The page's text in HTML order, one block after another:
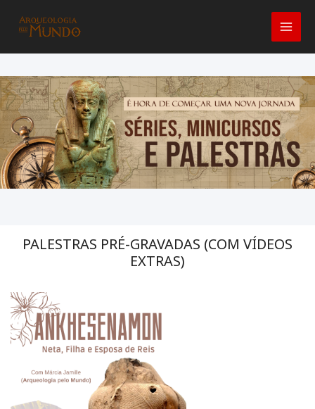
para
PALESTRAS PRÉ-GRAVADAS (COM VÍDEOS
EXTRAS)